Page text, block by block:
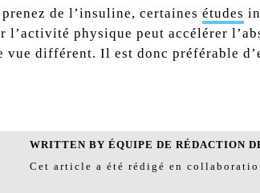
de l’insuline, certaines études
l’activité physique peut accélérer
vue différent. Il est donc préférable
WRITTEN BY ÉQUIPE DE RÉDACTION
Cet article a été rédigé en